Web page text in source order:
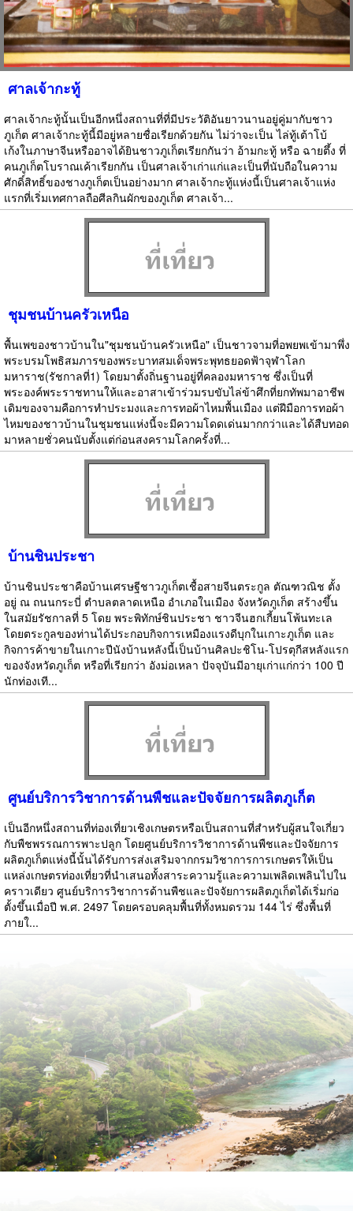
ศาลเจ้ากะทู้
ศาลเจ้ากะทู้นั้นเป็นอีกหนึ่งสถานที่ที่มีประวัติอันยาวนานอยู่คู่มากับชาว
ภูเก็ต ศาลเจ้ากะทู้นี้มีอยู่หลายชื่อเรียกด้วยกัน ไม่ว่าจะเป็น ไล่ทู้เต้าโบ้
เก้งในภาษาจีนหรืออาจได้ยินชาวภูเก็ตเรียกกันว่า อ้ามกะทู้ หรือ ฉายตึ้ง ที่
คนภูเก็ตโบราณเค้าเรียกกัน เป็นศาลเจ้าเก่าแก่และเป็นที่นับถือในความ
ศักดิ์สิทธิ์ของชางภูเก็ตเป็นอย่างมาก ศาลเจ้ากะทู้แห่งนี้เป็นศาลเจ้าแห่ง
แรกที่เริ่มเทศกาลถือศีลกินผักของภูเก็ต ศาลเจ้า...
ชุมชนบ้านครัวเหนือ
พื้นเพของชาวบ้านใน"ชุมชนบ้านครัวเหนือ" เป็นชาวจามที่อพยพเข้ามาพึ่ง
พระบรมโพธิสมภารของพระบาทสมเด็จพระพุทธยอดฟ้าจุฬาโลก
มหาราช(รัชกาลที่1) โดยมาตั้งถิ่นฐานอยู่ที่คลองมหาราช ซึ่งเป็นที่
พระองค์พระราชทานให้และอาสาเข้าร่วมรบขับไล่ข้าศึกที่ยกทัพมาอาชีพ
เดิมของจามคือการทำประมงและการทอผ้าไหมพื้นเมือง แต่ฝีมือการทอผ้า
ไหมของชาวบ้านในชุมชนแห่งนี้จะมีความโดดเด่นมากกว่าและได้สืบทอด
มาหลายชั่วคนนับตั้งแต่ก่อนสงครามโลกครั้งที่...
บ้านชินประชา
บ้านชินประชาคือบ้านเศรษฐีชาวภูเก็ตเชื้อสายจีนตระกูล ตัณฑวณิช ตั้ง
อยู่ ณ ถนนกระบี่ ตำบลตลาดเหนือ อำเภอในเมือง จังหวัดภูเก็ต สร้างขึ้น
ในสมัยรัชกาลที่ 5 โดย พระพิทักษ์ชินประชา ชาวจีนฮกเกี้ยนโพ้นทะเล
โดยตระกูลของท่านได้ประกอบกิจการเหมืองแรงดีบุกในเกาะภูเก็ต และ
กิจการค้าขายในเกาะปีนังบ้านหลังนี้เป็นบ้านศิลปะชิโน-โปรตุกีสหลังแรก
ของจังหวัดภูเก็ต หรือที่เรียกว่า อังม่อเหลา ปัจจุบันมีอายุเก่าแก่กว่า 100 ปี
นักท่องเที...
ศูนย์บริการวิชาการด้านพืชและปัจจัยการผลิตภูเก็ต
เป็นอีกหนึ่งสถานที่ท่องเที่ยวเชิงเกษตรหรือเป็นสถานที่สำหรับผู้สนใจเกี่ยว
กับพืชพรรณการพาะปลูก โดยศูนย์บริการวิชาการด้านพืชและปัจจัยการ
ผลิตภูเก็ตแห่งนี้นั้นได้รับการส่งเสริมจากกรมวิชาการการเกษตรให้เป็น
แหล่งเกษตรท่องเที่ยวที่นำเสนอทั้งสาระความรู้และความเพลิดเพลินไปใน
คราวเดียว ศูนย์บริการวิชาการด้านพืชและปัจจัยการผลิตภูเก็ตได้เริ่มก่อ
ตั้งขึ้นเมื่อปี พ.ศ. 2497 โดยครอบคลุมพื้นที่ทั้งหมดรวม 144 ไร่ ซึ่งพื้นที่
ภายใ...